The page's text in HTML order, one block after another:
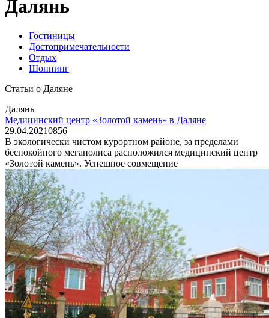
Далянь
Гостиницы
Достопримечательности
Отдых
Шоппинг
Статьи о Даляне
Далянь
Медицинский центр «Золотой камень» в Даляне
29.04.20210856
В экологически чистом курортном районе, за пределами
беспокойного мегаполиса расположился медицинский центр
«Золотой камень». Успешное совмещение